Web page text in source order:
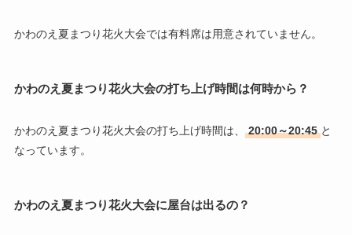
かわのえ夏まつり花火大会では有料席は用意されていません。
かわのえ夏まつり花火大会の打ち上げ時間は何時から？
かわのえ夏まつり花火大会の打ち上げ時間は、 20:00～20:45 と
なっています。
かわのえ夏まつり花火大会に屋台は出るの？